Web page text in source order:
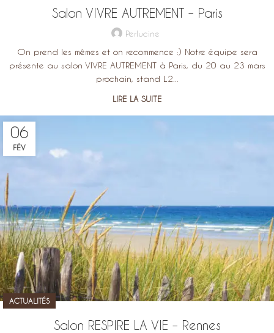
Salon VIVRE AUTREMENT – Paris
Perlucine
On prend les mêmes et on recommence :) Notre équipe sera
présente au salon VIVRE AUTREMENT à Paris, du 20 au 23 mars
prochain, stand L2...
LIRE LA SUITE
06
FÉV
ACTUALITÉS
Salon RESPIRE LA VIE – Rennes